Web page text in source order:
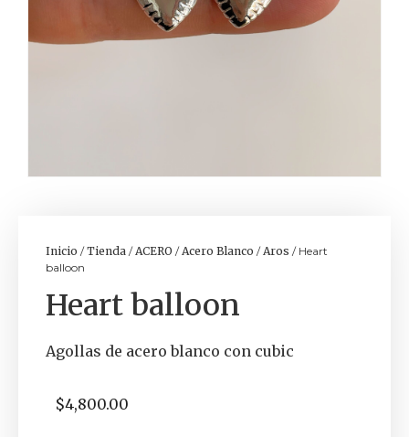
Inicio /Tienda / ACERO / Acero Blanco / Aros / Heart
balloon
Heart balloon
Agollas de acero blanco con cubic
$4,800.00